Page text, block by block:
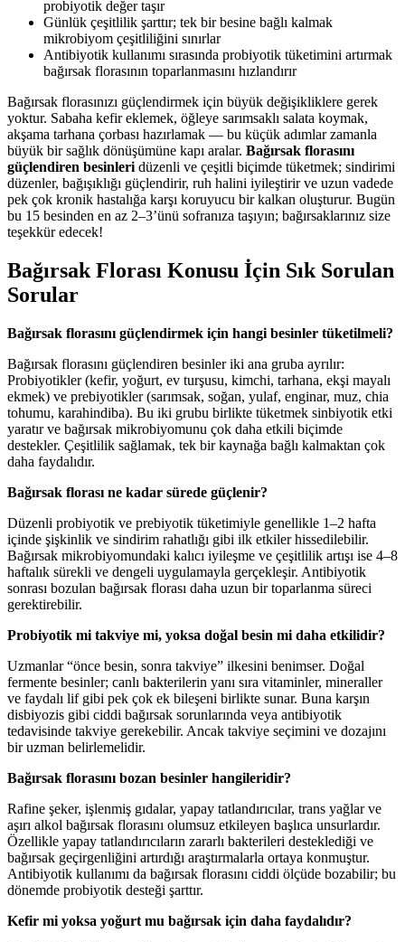
probiyotik değer taşır
Günlük çeşitlilik şarttır; tek bir besine bağlı kalmak
mikrobiyom çeşitliliğini sınırlar
Antibiyotik kullanımı sırasında probiyotik tüketimini artırmak
bağırsak florasının toparlanmasını hızlandırır
Bağırsak florasınızı güçlendirmek için büyük değişikliklere gerek
yoktur. Sabaha kefir eklemek, öğleye sarımsaklı salata koymak,
akşama tarhana çorbası hazırlamak — bu küçük adımlar zamanla
büyük bir sağlık dönüşümüne kapı aralar. Bağırsak florasını
güçlendiren besinleri düzenli ve çeşitli biçimde tüketmek; sindirimi
düzenler, bağışıklığı güçlendirir, ruh halini iyileştirir ve uzun vadede
pek çok kronik hastalığa karşı koruyucu bir kalkan oluşturur. Bugün
bu 15 besinden en az 2–3’ünü sofranıza taşıyın; bağırsaklarınız size
teşekkür edecek!
Bağırsak Florası Konusu İçin Sık Sorulan
Sorular
Bağırsak florasını güçlendirmek için hangi besinler tüketilmeli?
Bağırsak florasını güçlendiren besinler iki ana gruba ayrılır:
Probiyotikler (kefir, yoğurt, ev turşusu, kimchi, tarhana, ekşi mayalı
ekmek) ve prebiyotikler (sarımsak, soğan, yulaf, enginar, muz, chia
tohumu, karahindiba). Bu iki grubu birlikte tüketmek sinbiyotik etki
yaratır ve bağırsak mikrobiyomunu çok daha etkili biçimde
destekler. Çeşitlilik sağlamak, tek bir kaynağa bağlı kalmaktan çok
daha faydalıdır.
Bağırsak florası ne kadar sürede güçlenir?
Düzenli probiyotik ve prebiyotik tüketimiyle genellikle 1–2 hafta
içinde şişkinlik ve sindirim rahatlığı gibi ilk etkiler hissedilebilir.
Bağırsak mikrobiyomundaki kalıcı iyileşme ve çeşitlilik artışı ise 4–8
haftalık sürekli ve dengeli uygulamayla gerçekleşir. Antibiyotik
sonrası bozulan bağırsak florası daha uzun bir toparlanma süreci
gerektirebilir.
Probiyotik mi takviye mi, yoksa doğal besin mi daha etkilidir?
Uzmanlar “önce besin, sonra takviye” ilkesini benimser. Doğal
fermente besinler; canlı bakterilerin yanı sıra vitaminler, mineraller
ve faydalı lif gibi pek çok ek bileşeni birlikte sunar. Buna karşın
disbiyozis gibi ciddi bağırsak sorunlarında veya antibiyotik
tedavisinde takviye gerekebilir. Ancak takviye seçimini ve dozajını
bir uzman belirlemelidir.
Bağırsak florasını bozan besinler hangileridir?
Rafine şeker, işlenmiş gıdalar, yapay tatlandırıcılar, trans yağlar ve
aşırı alkol bağırsak florasını olumsuz etkileyen başlıca unsurlardır.
Özellikle yapay tatlandırıcıların zararlı bakterileri desteklediği ve
bağırsak geçirgenliğini artırdığı araştırmalarla ortaya konmuştur.
Antibiyotik kullanımı da bağırsak florasını ciddi ölçüde bozabilir; bu
dönemde probiyotik desteği şarttır.
Kefir mi yoksa yoğurt mu bağırsak için daha faydalıdır?